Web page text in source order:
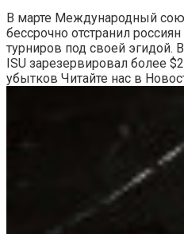
В марте Международный
бессрочно отстранил
турниров под своей эгидой.
ISU зарезервировал более
убытков Читайте нас в